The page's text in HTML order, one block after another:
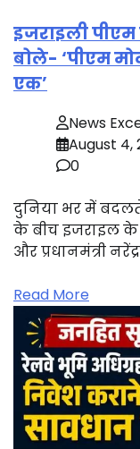
इजराइली
बोले- ‘पीएम
एक’
News
August 4,
0
दुनिया भर में
के बीच इजराइल के
और प्रधानमंत्री
Read More